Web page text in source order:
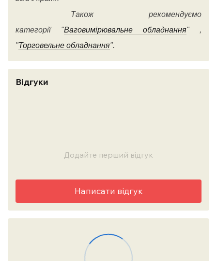
Також рекомендуємо
категорії"Ваговимірювальне обладнання" ,
"Торговельне обладнання".
Відгуки
Додайте перший відгук
Написати відгук